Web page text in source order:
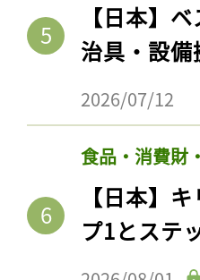
【日本】
治具・設
2026/07/12
食品・消費財
【日本】
プ1とステ